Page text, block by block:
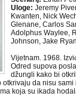
Uloge: Jeremy
Kwanten, Nick
Glenane, Carlos
Adolphus Waylee,
Johnson, Jake
Vijetnam. 1968.
Odred supova
džungli kako bi
otkrivaju da nisu sami
koja su ikada